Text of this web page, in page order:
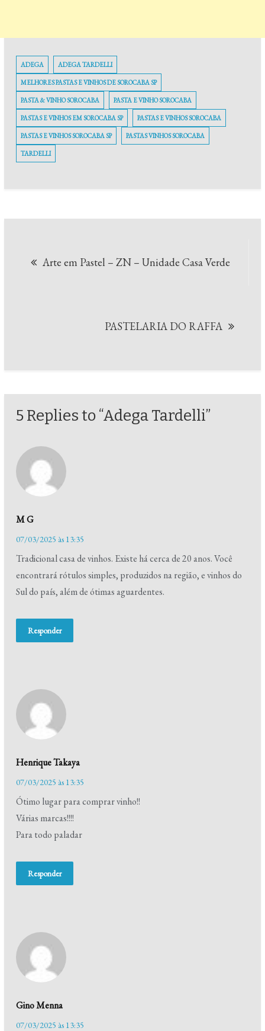
ADEGA ADEGA TARDELLI
MELHORES PASTAS E VINHOS DE SOROCABA SP
PASTA & VINHO SOROCABA PASTA E VINHO SOROCABA
PASTAS E VINHOS EM SOROCABA SP PASTAS E VINHOS SOROCABA
PASTAS E VINHOS SOROCABA SP PASTAS VINHOS SOROCABA
TARDELLI
Arte em Pastel – ZN – Unidade Casa Verde
PASTELARIA DO RAFFA
5 Replies to “Adega Tardelli”
M G
07/03/2025 às 13:35
Tradicional casa de vinhos. Existe há cerca de 20 anos. Você
encontrará rótulos simples, produzidos na região, e vinhos do
Sul do país, além de ótimas aguardentes.
Responder
Henrique Takaya
07/03/2025 às 13:35
Ótimo lugar para comprar vinho!!
Várias marcas!!!!
Para todo paladar
Responder
Gino Menna
07/03/2025 às 13:35